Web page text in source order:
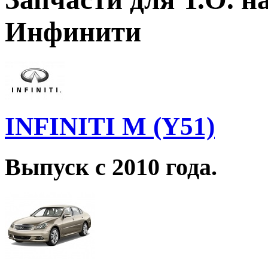
Инфинити
INFINITI M (Y51)
Выпуск с 2010 года.